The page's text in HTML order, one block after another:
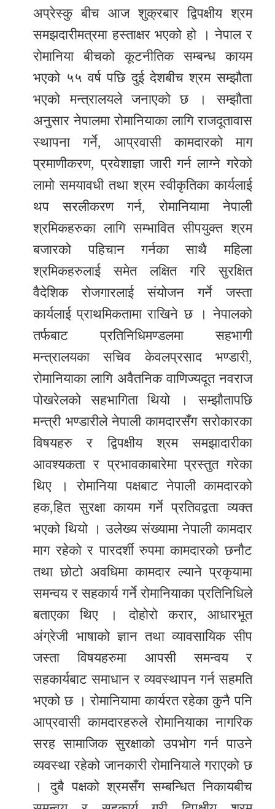
समाचार
Preeti
unicode
स्थानीय
English
अप्रेस्कु बीच आज शुक्रबार द्विपक्षीय श्रम
समझदारीमत्रमा हस्ताक्षर भएको हो । नेपाल र
रोमानिया बीचको कूटनीतिक सम्बन्ध कायम
भएको ५५ वर्ष पछि दुई देशबीच श्रम सम्झौता
भएको मन्त्रालयले जनाएको छ । सम्झौता
अनुसार नेपालमा रोमानियाका लागि राजदूतावास
स्थापना गर्ने, आप्रवासी कामदारको माग
प्रमाणीकरण, प्रवेशाज्ञा जारी गर्न लाग्ने गरेको
लामो समयावधी तथा श्रम स्वीकृतिका कार्यलाई
थप सरलीकरण गर्न, रोमानियामा नेपाली
श्रमिकहरुका लागि सम्भावित सीपयुक्त श्रम
बजारको पहिचान गर्नका साथै महिला
श्रमिकहरुलाई समेत लक्षित गरि सुरक्षित
वैदेशिक रोजगारलाई संयोजन गर्ने जस्ता
कार्यलाई प्राथमिकतामा राखिने छ । नेपालको
तर्फबाट प्रतिनिधिमण्डलमा सहभागी
मन्त्रालयका सचिव केवलप्रसाद भण्डारी,
रोमानियाका लागि अवैतनिक वाणिज्यदूत नवराज
पोखरेलको सहभागिता थियो । सम्झौतापछि
मन्त्री भण्डारीले नेपाली कामदारसँग सरोकारका
विषयहरु र द्विपक्षीय श्रम समझादारीका
आवश्यकता र प्रभावकाबारेमा प्रस्तुत गरेका
थिए । रोमानिया पक्षबाट नेपाली कामदारको
हक,हित सुरक्षा कायम गर्ने प्रतिवद्वता व्यक्त
भएको थियो । उलेख्य संख्यामा नेपाली कामदार
माग रहेको र पारदर्शी रुपमा कामदारको छनौट
तथा छोटो अवधिमा कामदार ल्याने प्रकृयामा
समन्वय र सहकार्य गर्ने रोमानियाका प्रतिनिधिले
बताएका थिए । दोहोरो करार, आधारभूत
अंग्रेजी भाषाको ज्ञान तथा व्यावसायिक सीप
जस्ता विषयहरुमा आपसी समन्वय र
सहकार्यबाट समाधान र व्यवस्थापन गर्न सहमति
भएको छ । रोमानियामा कार्यरत रहेका कुनै पनि
आप्रवासी कामदारहरुले रोमानियाका नागरिक
सरह सामाजिक सुरक्षाको उपभोग गर्न पाउने
व्यवस्था रहेको जानकारी रोमानियाले गराएको छ
। दुबै पक्षको श्रमसँग सम्बन्धित निकायबीच